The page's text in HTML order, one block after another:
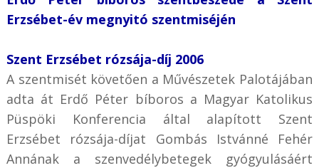
Erzsébet-év megnyitó szentmiséjén
Szent Erzsébet rózsája-díj 2006
A szentmisét követően a Művészetek Palotájában
adta át Erdő Péter bíboros a Magyar Katolikus
Püspöki Konferencia által alapított Szent
Erzsébet rózsája-díjat Gombás Istvánné Fehér
Annának a szenvedélybetegek gyógyulásáért